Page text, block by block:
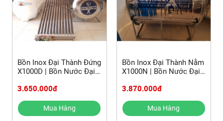
Bồn Inox Đại Thành Đứng
X1000D | Bồn Nước Đại
Inox 1000L | Bồn Inox
3.650.000đ
Mua Hàng
Bồn Inox Đại Thành Nằm
X1000N | Bồn Nước Đại
Inox 1000L | Bồn Inox
3.870.000đ
Mua Hàng